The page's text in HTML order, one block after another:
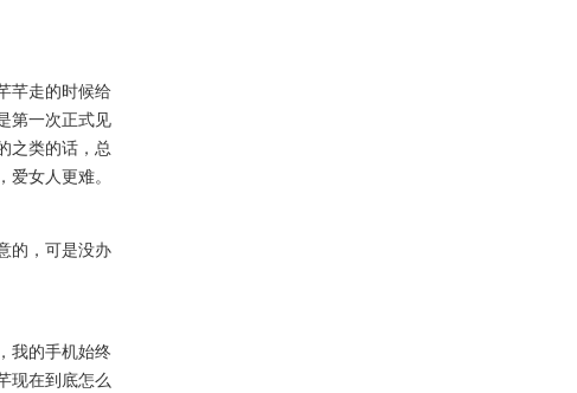
芊走的时候给
第一次正式见
之类的话，总
女人更难。
的，可是没办
我的手机始终
现在到底怎么